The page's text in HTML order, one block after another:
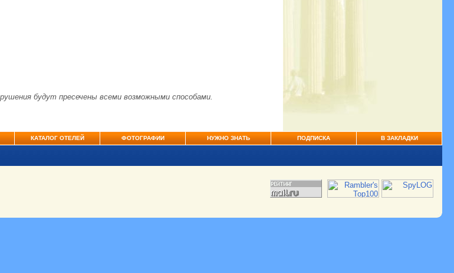
будут пресечены всеми возможными способами.
КАТАЛОГ ОТЕЛЕЙ ФОТОГРАФИИ НУЖНО ЗНАТЬ ПОДПИСКА В ЗАКЛАДКИ